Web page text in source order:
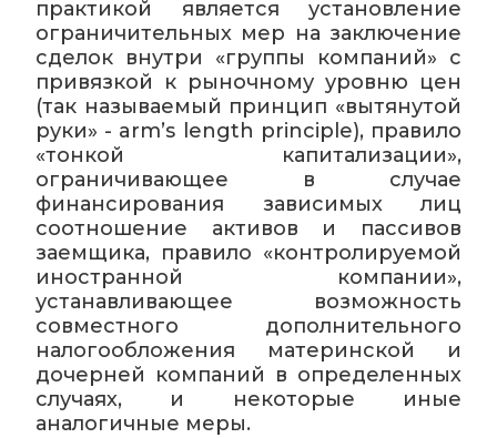
практикой является установление
ограничительных мер на заключение
сделок внутри «группы компаний» с
привязкой к рыночному уровню цен
(так называемый принцип «вытянутой
руки» - arm’s length principle), правило
«тонкой капитализации»,
ограничивающее в случае
финансирования зависимых лиц
соотношение активов и пассивов
заемщика, правило «контролируемой
иностранной компании»,
устанавливающее возможность
совместного дополнительного
налогообложения материнской и
дочерней компаний в определенных
случаях, и некоторые иные
аналогичные меры.